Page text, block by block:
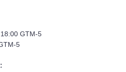
GTM-5
5